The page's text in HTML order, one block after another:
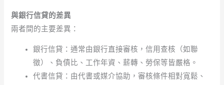
與銀行信貸的差異
兩者間的主要差異：
銀行信貸：通常由銀行直接審核，信用查核（如聯
徵）、負債比、工作年資、薪轉、勞保等皆嚴格。
代書信貸：由代書或媒介協助，審核條件相對寬鬆、